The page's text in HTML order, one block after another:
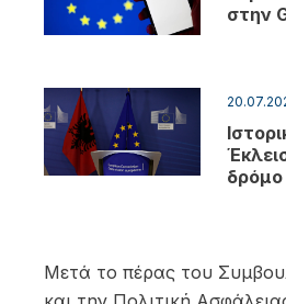
στην
Μετά το πέρας του